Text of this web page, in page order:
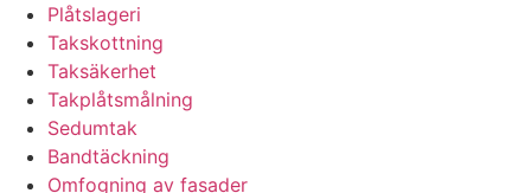
Plåtslageri
Takskottning
Taksäkerhet
Takplåtsmålning
Sedumtak
Bandtäckning
Omfogning av fasader